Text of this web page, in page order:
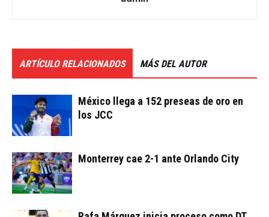
ARTÍCULO RELACIONADOS MÁS DEL AUTOR
México llega a 152 preseas de oro en
los JCC
Monterrey cae 2-1 ante Orlando City